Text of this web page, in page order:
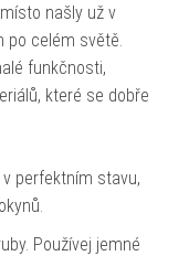
našly už v
po celém světě.
funkčnosti,
které se dobře
perfektním stavu,
Používej jemné